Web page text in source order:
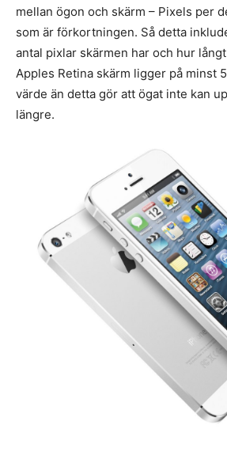
mellan ögon och skärm – Pixels per
som är förkortningen. Så detta
antal pixlar skärmen har och hur
Apples Retina skärm ligger på minst
värde än detta gör att ögat inte kan
längre.